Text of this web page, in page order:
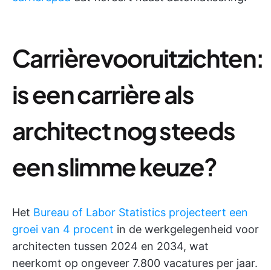
Carrièrevooruitzichten:
is een carrière als
architect nog steeds
een slimme keuze?
Het Bureau of Labor Statistics projecteert een
groei van 4 procent in de werkgelegenheid voor
architecten tussen 2024 en 2034, wat
neerkomt op ongeveer 7.800 vacatures per jaar.